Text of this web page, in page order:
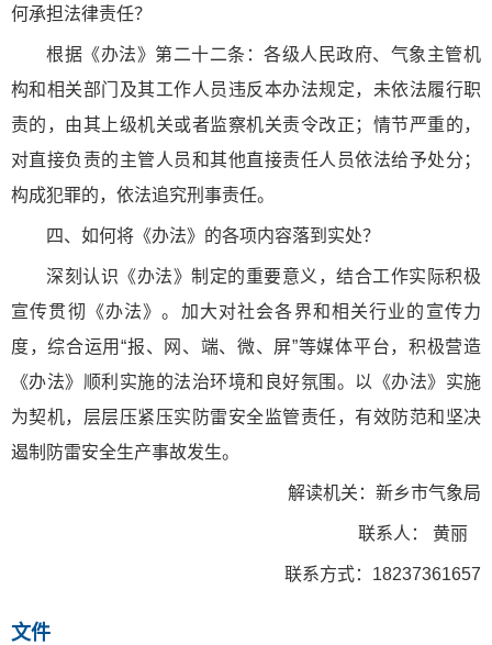
何承担法律责任？
根据《办法》第二十二条：各级人民政府、气象主管机
构和相关部门及其工作人员违反本办法规定，未依法履行职
责的，由其上级机关或者监察机关责令改正；情节严重的，
对直接负责的主管人员和其他直接责任人员依法给予处分；
构成犯罪的，依法追究刑事责任。
四、如何将《办法》的各项内容落到实处？
深刻认识《办法》制定的重要意义，结合工作实际积极
宣传贯彻《办法》。加大对社会各界和相关行业的宣传力
度，综合运用“报、网、端、微、屏”等媒体平台，积极营造
《办法》顺利实施的法治环境和良好氛围。以《办法》实施
为契机，层层压紧压实防雷安全监管责任，有效防范和坚决
遏制防雷安全生产事故发生。
解读机关：新乡市气象局
联系人： 黄丽
联系方式：18237361657
文件